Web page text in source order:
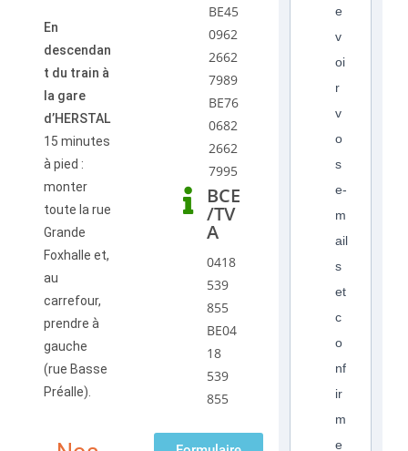
En
descendan
t du train à
la gare
d’HERSTAL
15 minutes
à pied :
monter
toute la rue
Grande
Foxhalle et,
au
carrefour,
prendre à
gauche
(rue Basse
Préalle).
BE45
0962
2662
7989
BE76
0682
2662
7995
BCE
/TV
A
0418
539
855
BE04
18
539
855
e
v
oi
r
v
o
s
e-
m
ail
s
et
c
o
nf
ir
m
e